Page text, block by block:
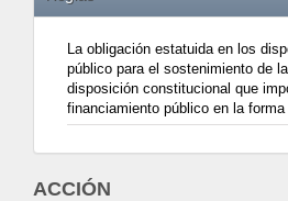
La obligación estatuida en los
público para el sostenimiento de
disposición constitucional que
financiamiento público en la
ACCIÓN